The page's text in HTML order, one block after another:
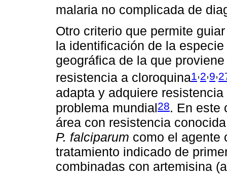
malaria no complicada de
Otro criterio que permite
la identificación de la
geográfica de la que
resistencia a cloroquina1 ,2,9,
adapta y adquiere
problema mundial28. En este
área con resistencia
P. falciparum como el agente
tratamiento indicado de
combinadas con artemisina